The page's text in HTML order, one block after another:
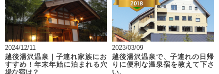
2024/12/11
越後湯沢温泉｜子連れ家族にお
すすめ！年末年始に泊まれる穴
場な宿は？
2023/03/09
越後湯沢温泉で、子連れの日帰
りに便利な温泉宿を教えて下さ
い。